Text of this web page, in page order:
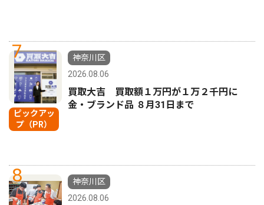
7
ピックアッ
プ（PR）
神奈川区
2026.08.06
買取大吉 買取額１万円が１万２千円に
金・ブランド品 ８月31日まで
8
神奈川区
2026.08.06